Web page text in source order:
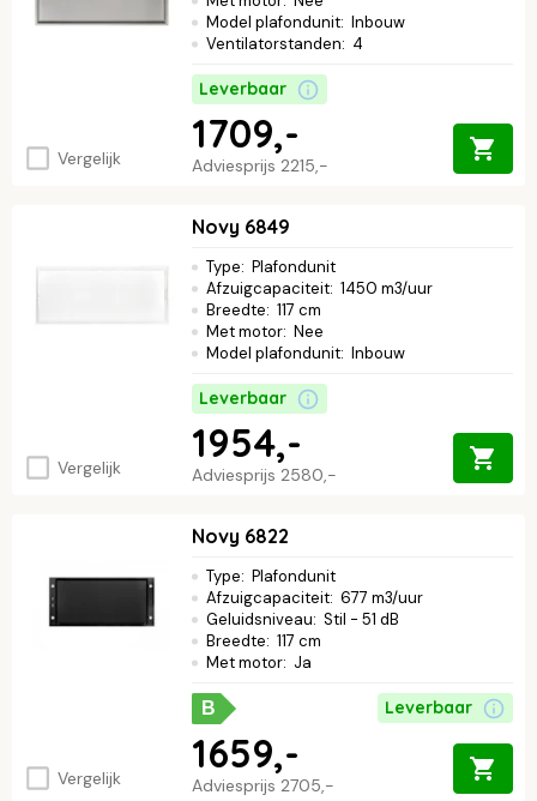
Vergelijk
Model plafondunit: Inbouw
Ventilatorstanden: 4
Leverbaar
Adviesprijs 2215,-
1709,-
Vergelijk
Novy 6849
Type: Plafondunit
Afzuigcapaciteit: 1450 m3/uur
Breedte: 117 cm
Met motor: Nee
Model plafondunit: Inbouw
Leverbaar
Adviesprijs 2580,-
1954,-
Vergelijk
Novy 6822
Type: Plafondunit
Afzuigcapaciteit: 677 m3/uur
Geluidsniveau: Stil - 51 dB
Breedte: 117 cm
Met motor: Ja
B Leverbaar
Adviesprijs 2705,-
1659,-